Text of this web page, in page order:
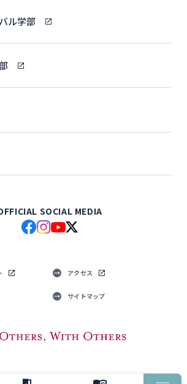
ル学部
SOCIAL MEDIA
アクセス
サイトマップ